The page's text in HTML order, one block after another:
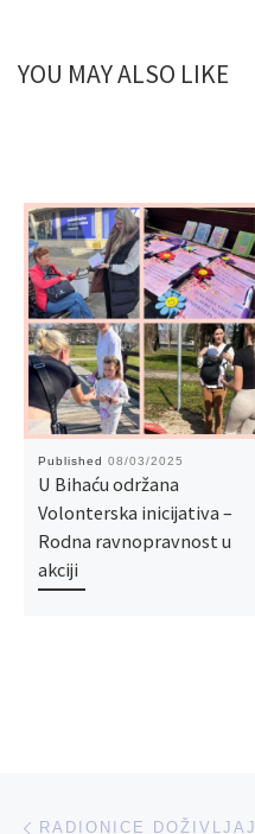
YOU MAY ALSO LIKE
Published 08/03/2025
U Bihaću održana
Volonterska inicijativa –
Rodna ravnopravnost u
akciji
Post navigation